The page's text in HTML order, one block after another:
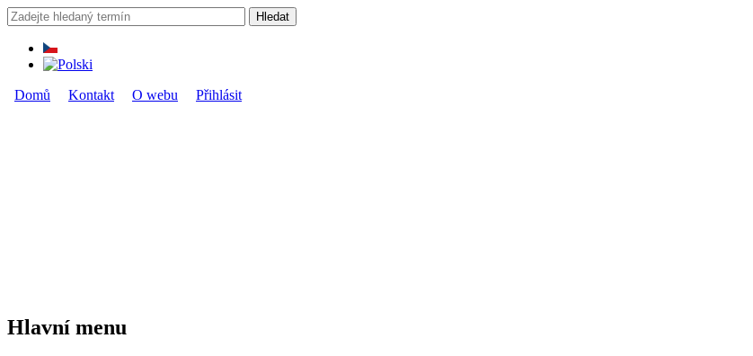
Přejít k hlavnímu obsahu
Vyhledávání
Hledat
Domů Kontakt O webu Přihlásit
Hlavní menu